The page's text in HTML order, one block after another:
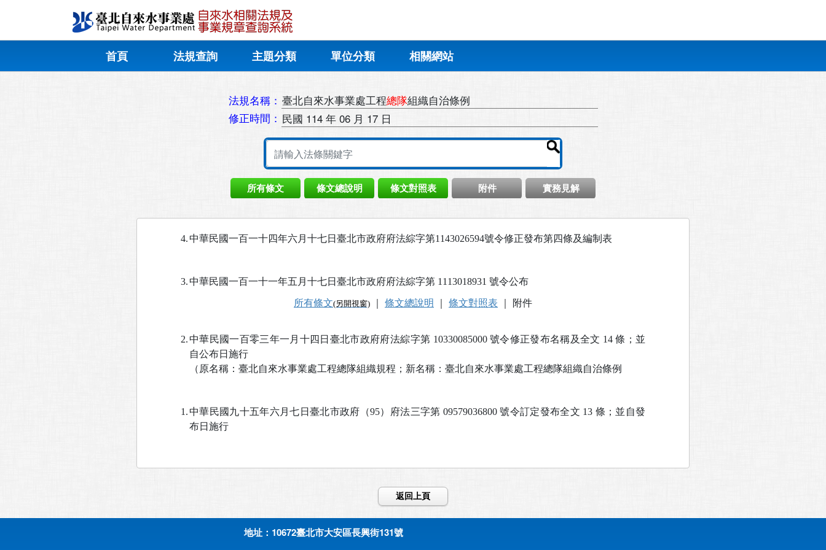
首頁 法規查詢 主題分類 單位分類 相關網站
法規名稱： 臺北自來水事業處工程總隊組織自治條例
修正時間： 民國 114 年 06 月 17 日
所有條文 條文總說明 條文對照表 附件 實務見解
4.中華民國一百一十四年六月十七日臺北市政府府法綜字第1143026594號令修正發布第四條及編制表
3.中華民國一百一十一年五月十七日臺北市政府府法綜字第 1113018931 號令公布
所有條文(另開視窗) 條文總說明 條文對照表 附件
2.中華民國一百零三年一月十四日臺北市政府府法綜字第 10330085000 號令修正發布名稱及全文 14 條；並
自公布日施行
（原名稱：臺北自來水事業處工程總隊組織規程；新名稱：臺北自來水事業處工程總隊組織自治條例
1.中華民國九十五年六月七日臺北市政府（95）府法三字第 09579036800 號令訂定發布全文 13 條；並自發
布日施行
返回上頁
地址：10672臺北市大安區長興街131號